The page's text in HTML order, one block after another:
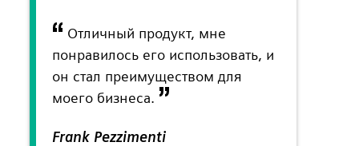
Отличный продукт, мне
понравилось его использовать, и
он стал преимуществом для
моего бизнеса.
Frank Pezzimenti